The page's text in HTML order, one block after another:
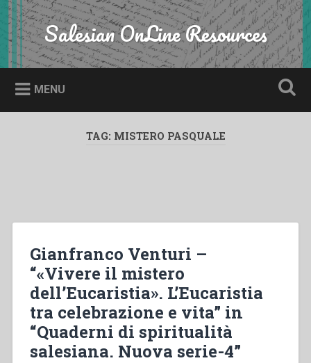
Skip
to
content
Search Salesian OnLine Resources
MENU
TAG: MISTERO PASQUALE
Gianfranco Venturi –
“«Vivere il mistero
dell’Eucaristia». L’Eucaristia
tra celebrazione e vita” in
“Quaderni di spiritualità
salesiana. Nuova serie-4”